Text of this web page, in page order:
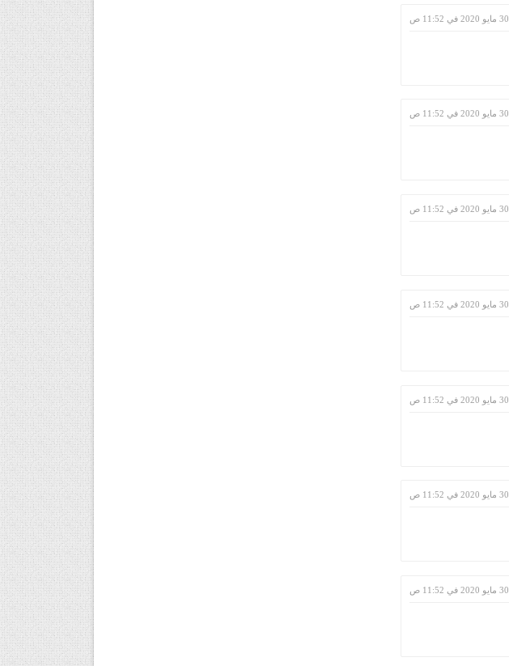
30 مايو 2020 في 11:52 ص
30 مايو 2020 في 11:52 ص
30 مايو 2020 في 11:52 ص
30 مايو 2020 في 11:52 ص
30 مايو 2020 في 11:52 ص
30 مايو 2020 في 11:52 ص
30 مايو 2020 في 11:52 ص